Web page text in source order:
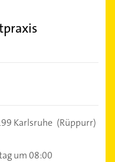
Karlsruhe (Rüppurr)
um 08:00